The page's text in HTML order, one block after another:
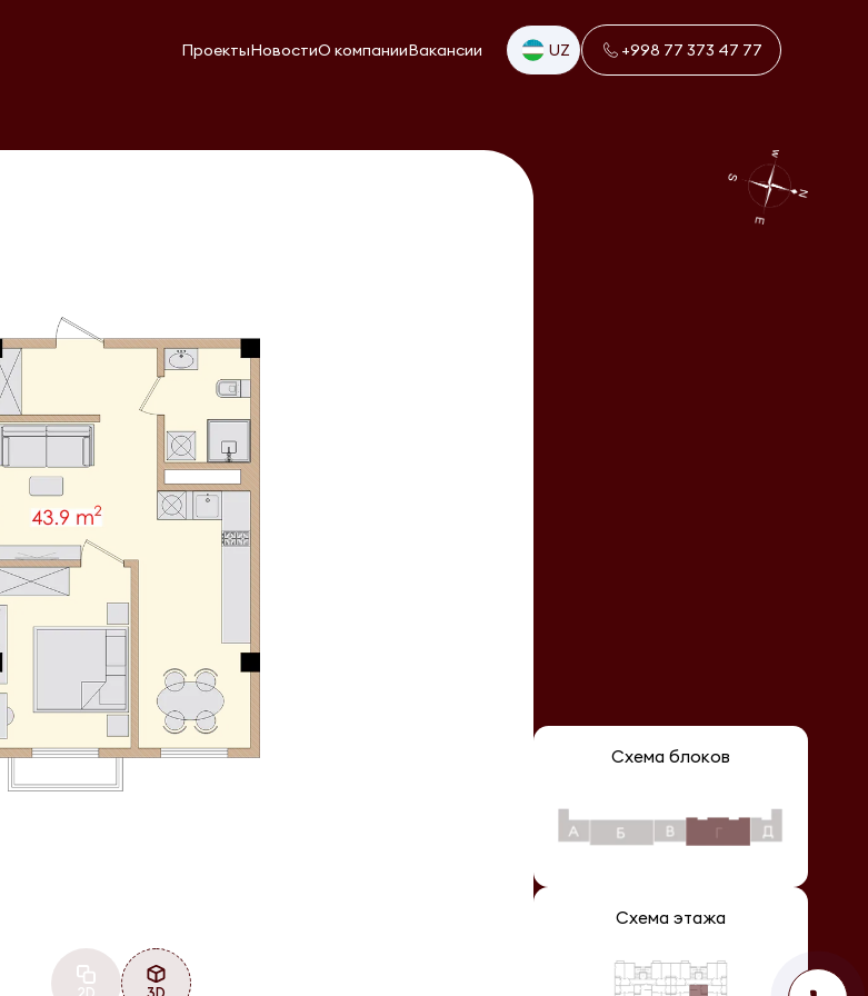
ПроектыНовостиО компанииВакансии UZ +998 77 373 47 77
2D 3D
Схема блоков
Схема этажа